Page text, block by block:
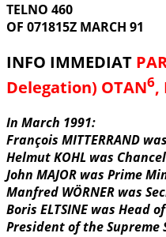
TELNO 460
OF 071815Z MARCH 91
INFO IMMEDIAT
Delegation) OTAN6,
In March 1991:
François MITTERRAND
Helmut KOHL was
John MAJOR was Prime
Manfred WÖRNER was
Boris ELTSINE was Head
President of the Supreme